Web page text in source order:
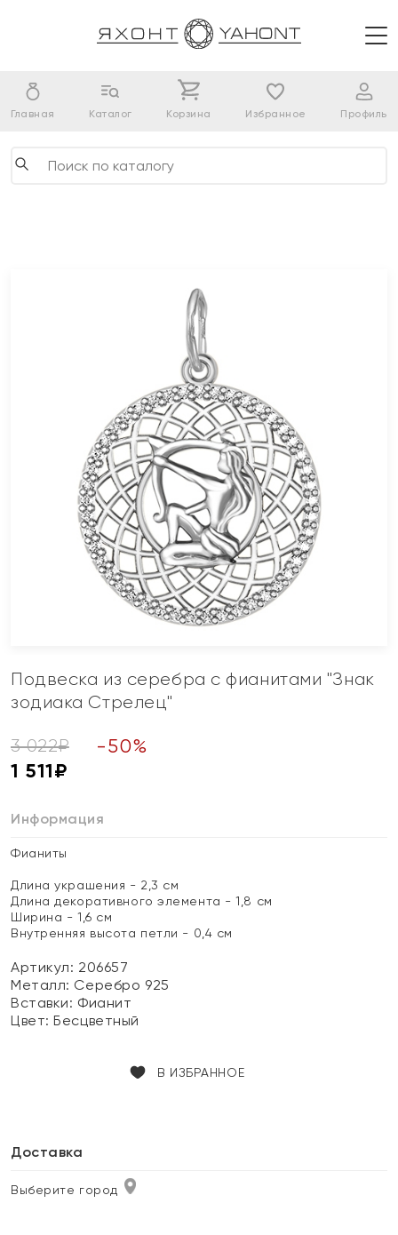
Главная Каталог Корзина Избранное Профиль
Подвеска из серебра с фианитами "Знак
зодиака Стрелец"
3 022₽ -50%
1 511₽
Информация
Фианиты
Длина украшения - 2,3 см
Длина декоративного элемента - 1,8 см
Ширина - 1,6 см
Внутренняя высота петли - 0,4 см
Артикул: 206657
Металл: Серебро 925
Вставки: Фианит
Цвет:Бесцветный
В ИЗБРАННОЕ
Доставка
Выберите город